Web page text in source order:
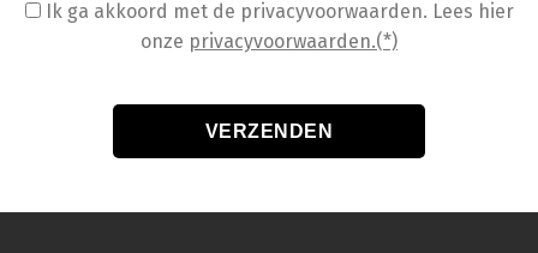
Ik ga akkoord met de privacyvoorwaarden. Lees hier
onze privacyvoorwaarden.(*)